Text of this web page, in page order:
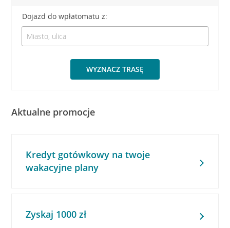
Dojazd do wpłatomatu z:
WYZNACZ TRASĘ
Aktualne promocje
Kredyt gotówkowy na twoje
wakacyjne plany
Zyskaj 1000 zł